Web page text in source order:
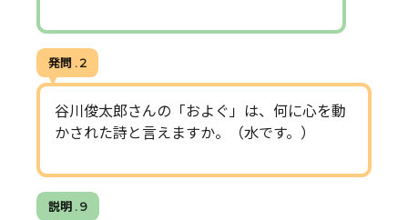
発問 . 2
谷川俊太郎さんの「およぐ」は、何に心を動
かされた詩と言えますか。（水です。）
説明 . 9